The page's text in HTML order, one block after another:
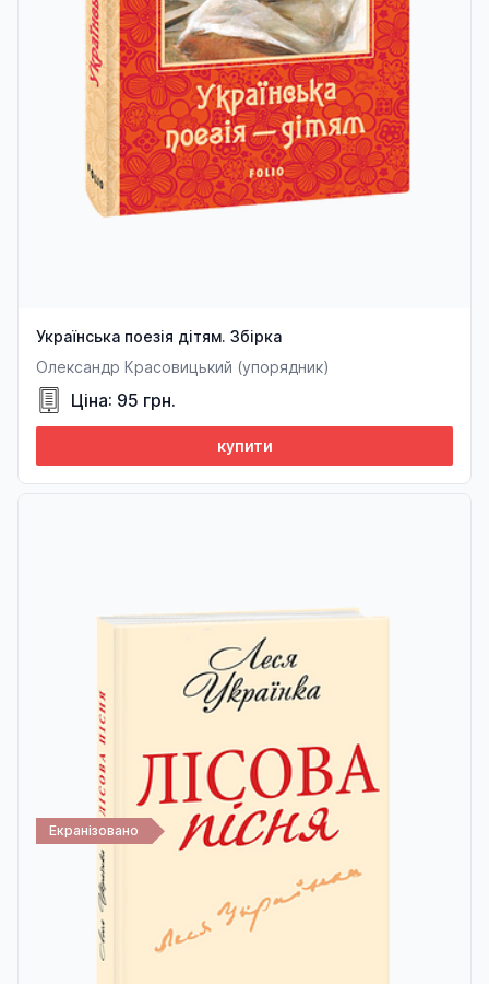
Українська поезія дітям. Збірка
Олександр Красовицький (упорядник)
Ціна: 95 грн.
купити
Екранізовано